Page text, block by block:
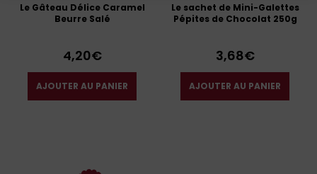
Le Gâteau Délice Caramel
Beurre Salé
4,20€
AJOUTER AU PANIER
Le sachet de Mini-Galettes
Pépites de Chocolat 250g
3,68€
AJOUTER AU PANIER